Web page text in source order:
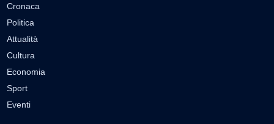
Cronaca
Politica
Attualità
Cultura
Economia
Sport
Eventi